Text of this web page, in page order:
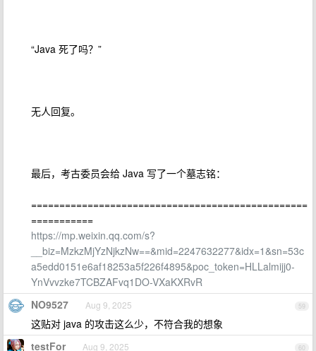
“Java 死了吗？”
无人回复。
最后，考古委员会给 Java 写了一个墓志铭：
=================================================
===========
https://mp.weixin.qq.com/s?
__biz=MzkzMjYzNjkzNw==&mid=2247632277&idx=1&sn=53c
a5edd0151e6af18253a5f226f4895&poc_token=HLLalmijj0-
YnVvvzke7TCBZAFvq1DO-VXaKXRvR
59
NO9527 Aug 9, 2025
这贴对 java 的攻击这么少，不符合我的想象
60
testFor Aug 9, 2025